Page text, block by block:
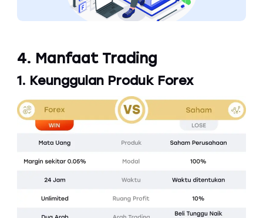
4. Manfaat Trading
1. Keunggulan Produk Forex